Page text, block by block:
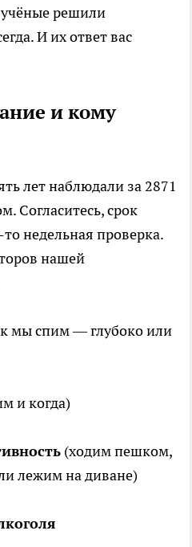
решили
И их ответ вас
и кому
лет наблюдали за 2871
Согласитесь, срок
недельная проверка.
нашей
мы спим — глубоко или
и когда)
(ходим пешком,
лежим на диване)